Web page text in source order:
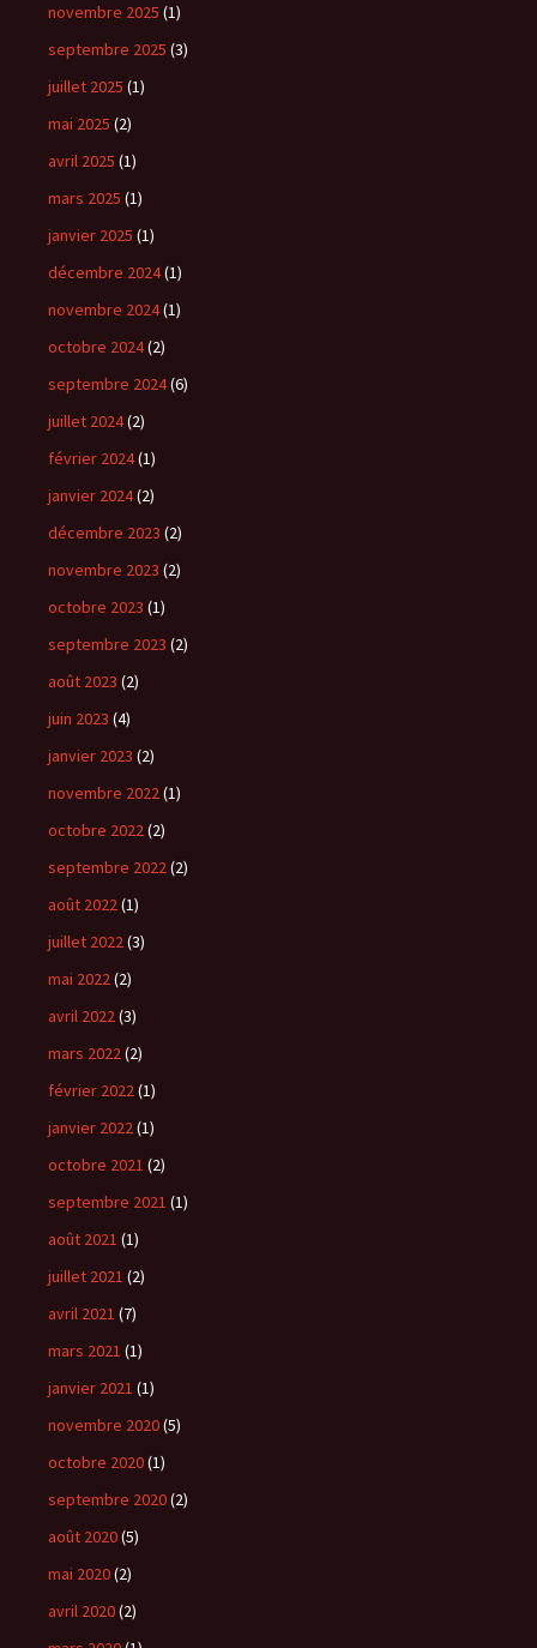
novembre 2025 (1)
septembre 2025 (3)
juillet 2025 (1)
mai 2025 (2)
avril 2025 (1)
mars 2025 (1)
janvier 2025 (1)
décembre 2024(1)
novembre 2024(1)
octobre 2024(2)
septembre 2024(6)
juillet 2024(2)
février 2024(1)
janvier 2024(2)
décembre 2023 (2)
novembre 2023 (2)
octobre 2023 (1)
septembre 2023 (2)
août 2023 (2)
juin 2023 (4)
janvier 2023 (2)
novembre 2022(1)
octobre 2022(2)
septembre 2022(2)
août 2022(1)
juillet 2022(3)
mai 2022(2)
avril 2022(3)
mars 2022(2)
février 2022(1)
janvier 2022(1)
octobre 2021 (2)
septembre 2021 (1)
août 2021 (1)
juillet 2021 (2)
avril 2021 (7)
mars 2021 (1)
janvier 2021 (1)
novembre 2020(5)
octobre 2020(1)
septembre 2020(2)
août 2020(5)
mai 2020(2)
avril 2020(2)